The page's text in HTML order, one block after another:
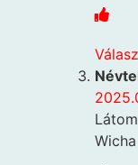
Válasz
Wicha